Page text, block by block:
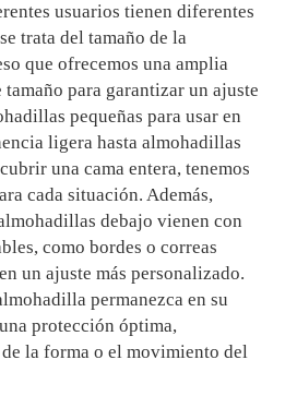
usuarios tienen diferentes
trata del tamaño de la
que ofrecemos una amplia
tamaño para garantizar un ajuste
pequeñas para usar en
ligera hasta almohadillas
una cama entera, tenemos
cada situación. Además,
debajo vienen con
como bordes o correas
un ajuste más personalizado.
permanezca en su
protección óptima,
la forma o el movimiento del